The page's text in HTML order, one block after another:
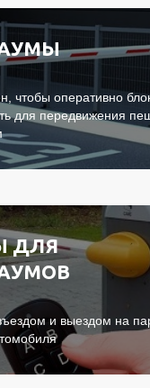
чтобы оперативно
для передвижения
ДЛЯ
и выездом на